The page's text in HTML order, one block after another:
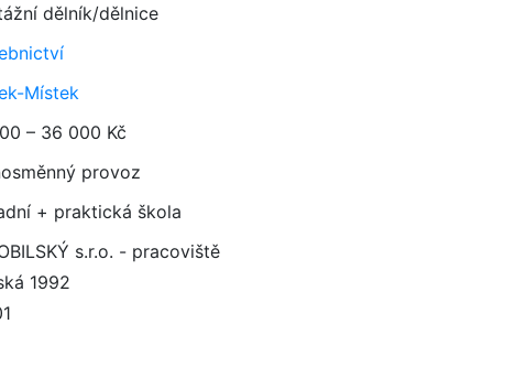
dělník/dělnice
Místek
– 36 000 Kč
provoz
+ praktická škola
s.r.o. - pracoviště
1992